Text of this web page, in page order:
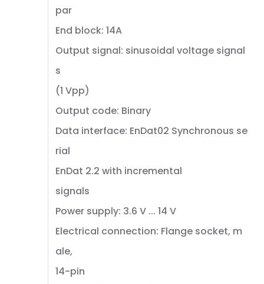
par
End block: 14A
Output signal: sinusoidal voltage signal
s
(1 Vpp)
Output code: Binary
Data interface: EnDat02 Synchronous se
rial
EnDat 2.2 with incremental
signals
Power supply: 3.6 V ... 14 V
Electrical connection: Flange socket, m
ale,
14-pin